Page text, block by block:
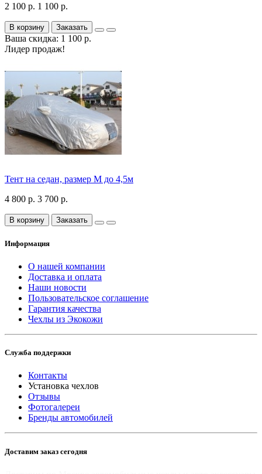
2 100 р. 1 100 р.
В корзину Заказать
Ваша скидка: 1 100 р.
Лидер продаж!
Тент на седан, размер М до 4,5м
4 800 р. 3 700 р.
В корзину Заказать
Информация
О нашей компании
Доставка и оплата
Наши новости
Пользовательское соглашение
Гарантия качества
Чехлы из Экокожи
Служба поддержки
Контакты
Установка чехлов
Отзывы
Фотогалереи
Бренды автомобилей
Доставим заказ сегодня